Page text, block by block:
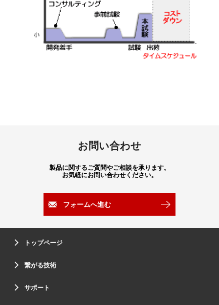
お問い合わせ
製品に関するご質問やご相談を承ります。
お気軽にお問い合わせください。
フォームへ進む
トップページ
繋がる技術
サポート